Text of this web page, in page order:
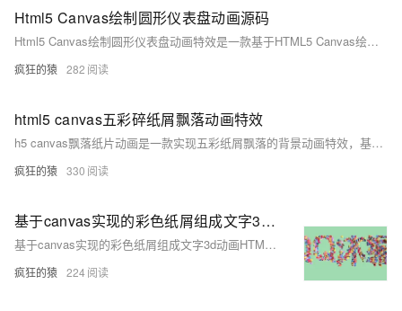
Html5 Canvas绘制圆形仪表盘动画源码
Html5 Canvas绘制圆形仪表盘动画特效是一款基于HTML5 Canvas绘制的圆形百分比仪表盘动画特效。
疯狂的猿 282
html5 canvas五彩碎纸屑飘落动画特效
h5 canvas飘落纸片动画是一款实现五彩纸屑飘落的背景动画特效，基于canvas绘制的空中飘落的纸屑片动画特效，适用于网页动态背景效果代码。简单使用，欢迎下载！代码适用浏览器：搜狗、360、FireFox(建议)、Chrome、Safari、Opera、傲游、世界之窗，是一款不错的的特效插件，希望大家喜欢！
疯狂的猿 330
基于canvas实现的彩色纸屑组成文字3d动画HTML源码
基于canvas实现的彩色纸屑组成文字3d动画HTML源码
疯狂的猿 224